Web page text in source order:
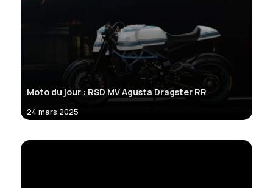
Moto du jour : RSD MV Agusta Dragster RR
24 mars 2025